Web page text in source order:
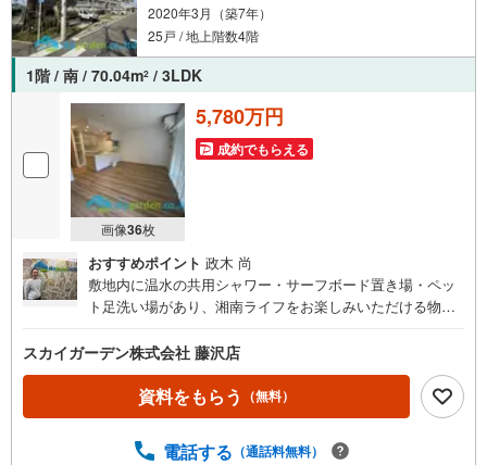
ご案内・詳細な資料のご請求はお気軽にどうぞ♪
お電話でのお問い合わせも常時受け付けております！
お気軽にお問い合わせください。
2020年3月（築7年）
25戸 / 地上階数4階
1階 / 南 / 70.04m2 / 3LDK
画像36枚
5,780万円
成約でもらえる
おすすめポイント 政木 尚
敷地内に温水の共用シャワー・サーフボード置き場・ペッ
ト足洗い場があり、湘南ライフをお楽しみいただける物件
スカイガーデン株式会社 藤沢店
資料をもらう （無料）
電話する （通話料無料）